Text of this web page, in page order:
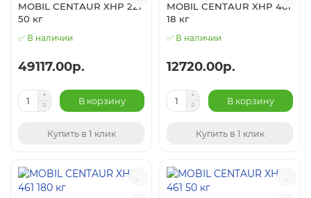
MOBIL CENTAUR XHP 221
50 кг
✅ В наличии
49117.00р.
В корзину
Купить в 1 клик
MOBIL CENTAUR XHP 461
18 кг
✅ В наличии
12720.00р.
В корзину
Купить в 1 клик